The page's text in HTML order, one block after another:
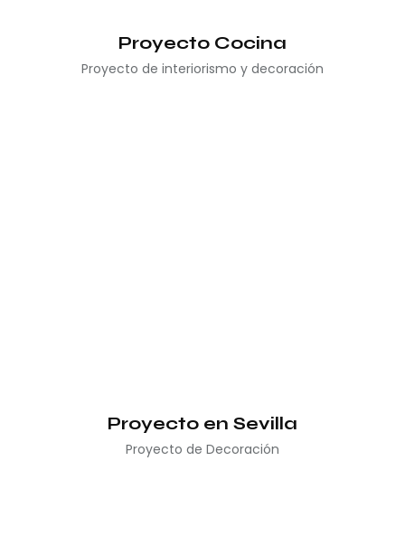
Proyecto Cocina
Proyecto de interiorismo y decoración
Proyecto en Sevilla
Proyecto de Decoración